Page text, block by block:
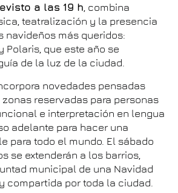
a las 19 h , combina
teatralización y la presencia
navideños más queridos:
Polaris, que este año se
de la luz de la ciudad.
novedades pensadas
reservadas para personas
e interpretación en lengua
adelante para hacer una
para todo el mundo. El sábado
se extenderán a los barrios,
municipal de una Navidad
compartida por toda la ciudad.